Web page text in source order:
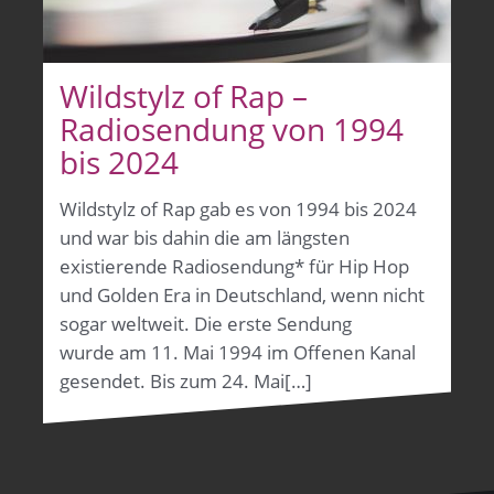
Wildstylz of Rap –
Radiosendung von 1994
bis 2024
Wildstylz of Rap gab es von 1994 bis 2024
und war bis dahin die am längsten
existierende Radiosendung* für Hip Hop
und Golden Era in Deutschland, wenn nicht
sogar weltweit. Die erste Sendung
wurde am 11. Mai 1994 im Offenen Kanal
gesendet. Bis zum 24. Mai[…]